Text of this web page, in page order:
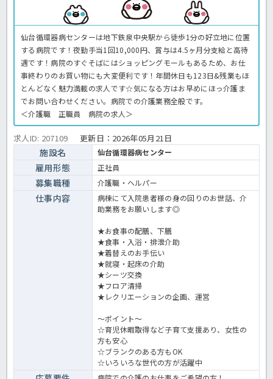
仙台循環器病センターは地下鉄泉中央駅から徒歩1分の好立地に位置
する病院です！夜勤手当1回10,000円、賞与は4.5ヶ月分支給と高待
遇です！病院のすぐそばにはショッピングモールもあるため、お仕
事終わりのお買い物にも大変便利です！年間休日も123日&残業もほ
とんどなく魅力満載の求人です☆気になる方はお早めにほっ介護ま
でお問い合わせください。病院での介護業務全般です。
＜介護職 正職員 病院の求人＞
求人ID: 207109 更新日： 2026年05月21日
施設名 仙台循環器病センター
雇用形態 正社員
募集職種 介護職・ヘルパー
仕事内容
病棟にて入院患者様の身の回りのお世話、介
助業務をお願いします◎
★お食事の配膳、下膳
★食事・入浴・排泄介助
★着替えのお手伝い
★就寝・起床の介助
★シーツ交換
★フロア清掃
★レクリエーションの企画、運営
～ポイント～
☆育児休暇取得など子育て支援あり、女性の
方も安心
☆ブランクのある方もOK
☆いろいろな世代の方が活躍中